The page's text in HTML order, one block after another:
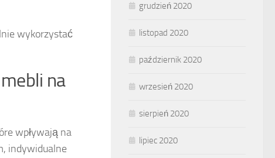
wykorzystać
na
wpływają na
indywidualne
grudzień 2020
listopad 2020
październik 2020
wrzesień 2020
sierpień 2020
lipiec 2020